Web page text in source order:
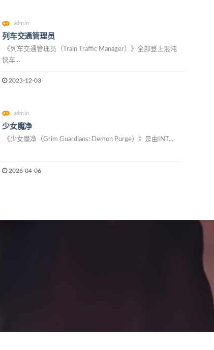
admin
列车交通管理员
《列车交通管理员（Train Traffic Manager）》全部登上混沌
快车...
2023-12-03
admin
少女魔净
《少女魔净（Grim Guardians: Demon Purge）》是由INT...
2026-04-06